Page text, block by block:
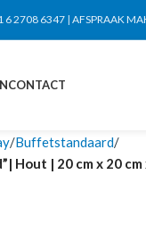
6 2708 6347 | AFSPRAAK
CONTACT
Buffetstandaard
Hout | 20 cm x 20 cm